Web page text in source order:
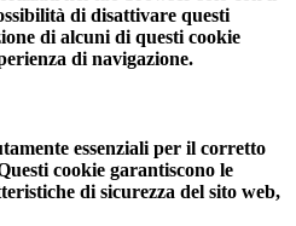
di disattivare questi
di alcuni di questi cookie
di navigazione.
essenziali per il corretto
cookie garantiscono le
di sicurezza del sito web,